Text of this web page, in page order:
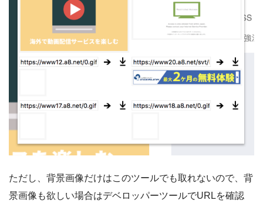
ただし、背景画像だけはこのツールでも取れないので、背
景画像も欲しい場合はデベロッパーツールでURLを確認